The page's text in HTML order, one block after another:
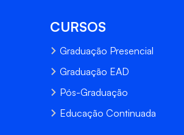
CURSOS
Graduação Presencial
Graduação EAD
Pós-Graduação
Educação Continuada